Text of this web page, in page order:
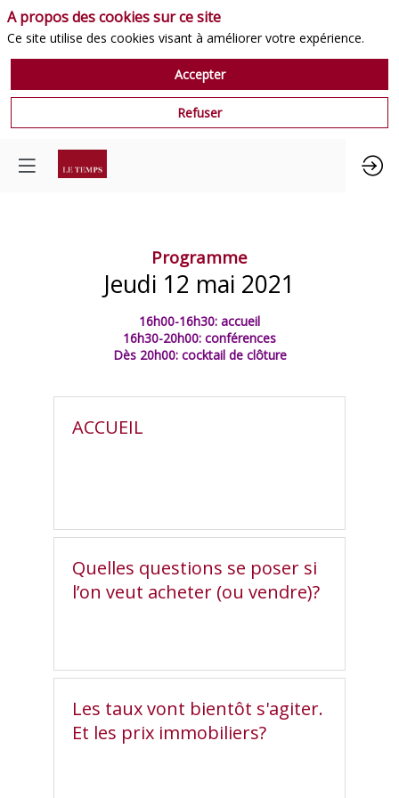
Programme
Jeudi 12 mai 2021
16h00-16h30: accueil
16h30-20h00: conférences
Dès 20h00: cocktail de clôture
ACCUEIL
Quelles questions se poser si
l’on veut acheter (ou vendre)?
Les taux vont bientôt s'agiter.
Et les prix immobiliers?
A propos des cookies sur ce site
Ce site utilise des cookies visant à améliorer votre expérience.
Accepter
Refuser